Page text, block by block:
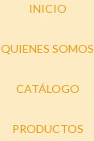
INICIO
QUIENES SOMOS
CATÁLOGO
PRODUCTOS